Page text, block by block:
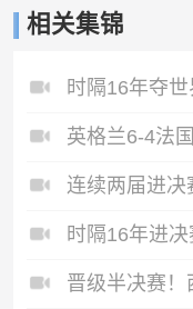
相关集锦